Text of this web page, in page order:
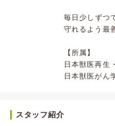
毎日少しずつ
守れるよう最
【所属】
日本獣医再生
日本獣医がん
スタッフ紹介